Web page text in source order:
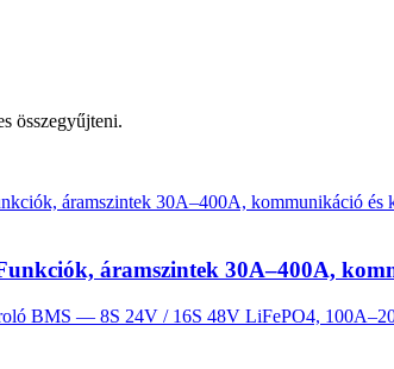
összegyűjteni.
áramszintek 30A–400A,